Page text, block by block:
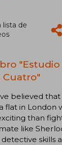
lista de
"Estudio
Cuatro"
believed
flat in London
than
like
detective skills